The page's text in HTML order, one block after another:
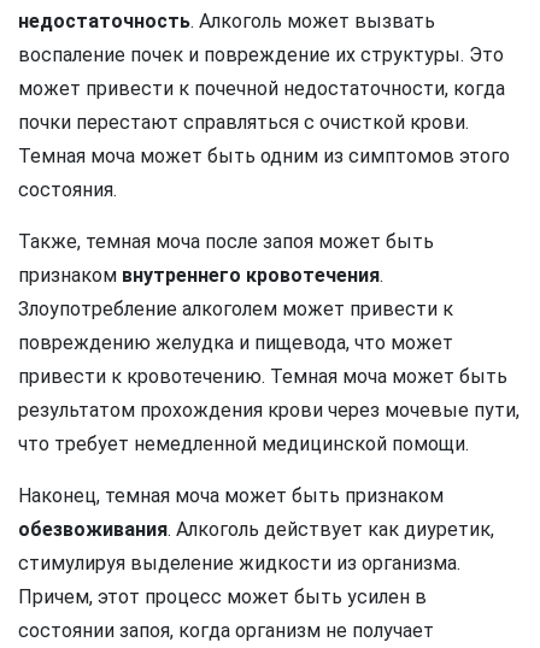
недостаточность. Алкоголь может вызвать
воспаление почек и повреждение их структуры. Это
может привести к почечной недостаточности, когда
почки перестают справляться с очисткой крови.
Темная моча может быть одним из симптомов этого
состояния.
Также, темная моча после запоя может быть
признаком внутреннего кровотечения.
Злоупотребление алкоголем может привести к
повреждению желудка и пищевода, что может
привести к кровотечению. Темная моча может быть
результатом прохождения крови через мочевые пути,
что требует немедленной медицинской помощи.
Наконец, темная моча может быть признаком
обезвоживания. Алкоголь действует как диуретик,
стимулируя выделение жидкости из организма.
Причем, этот процесс может быть усилен в
состоянии запоя, когда организм не получает